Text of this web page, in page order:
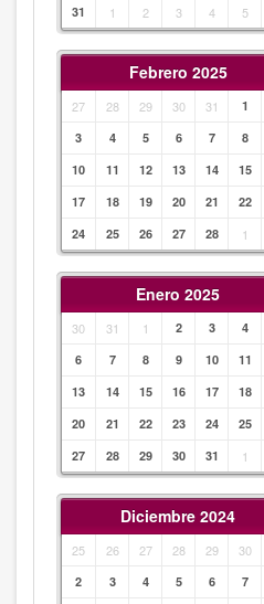
31
1 2 3 4 5
Febrero 2025
27 28 29 30 31 1
3
4 5 6 7 8
10
11 12 13 14 15
17
18 19 20 21 22
24
25 26 27 28 1
Enero 2025
30 31 1 2 3 4
6
7 8 9 10 11
13
14 15 16 17 18
20
21 22 23 24 25
27
28 29 30 31 1
Diciembre 2024
25 26 27 28 29 30
2
3 4 5 6 7